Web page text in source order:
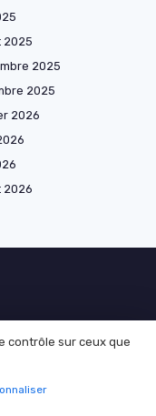
2025
2025
2025
2026
2026
consommateurs
Discord
contrôle sur ceux que